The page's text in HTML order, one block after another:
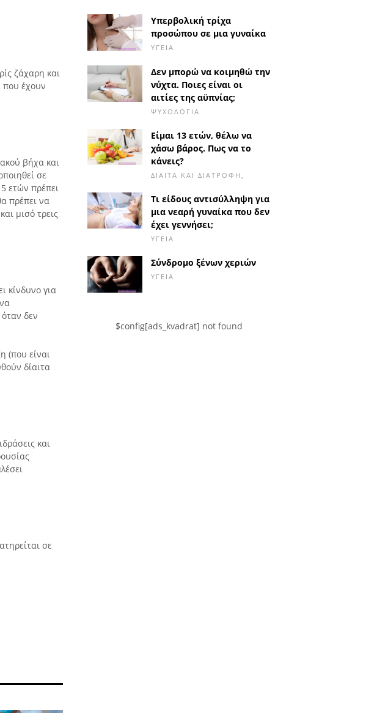
ζάχαρη και
που έχουν
βήχα και
σε
ετών πρέπει
πρέπει να
μισό τρεις
κίνδυνο για
δεν
(που είναι
δίαιτα
και
σε
Υπερβολική τρίχα
προσώπου σε μια γυναίκα
ΥΓΕΊΑ
Δεν μπορώ να κοιμηθώ την
νύχτα. Ποιες είναι οι
αιτίες της αϋπνίας;
ΨΥΧΟΛΟΓΊΑ
Είμαι 13 ετών, θέλω να
χάσω βάρος. Πως να το
κάνεις?
ΔΊΑΙΤΑ ΚΑΙ ΔΙΑΤΡΟΦΉ,
Τι είδους αντισύλληψη για
μια νεαρή γυναίκα που δεν
έχει γεννήσει;
ΥΓΕΊΑ
Σύνδρομο ξένων χεριών
ΥΓΕΊΑ
$config[ads_kvadrat] not found